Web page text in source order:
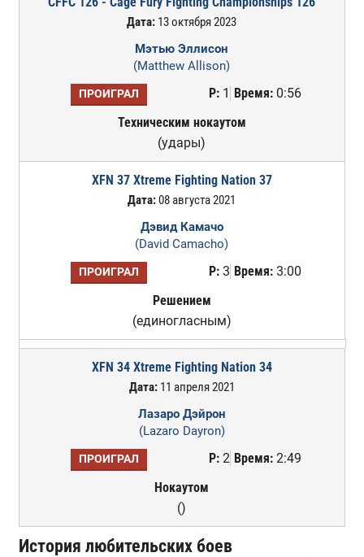
Дата: 13 октября 2023
Мэтью Эллисон
(Matthew Allison)
ПРОИГРАЛ Р:1 Время:0:56
Техническим нокаутом
(удары)
XFN 37 Xtreme Fighting Nation 37
Дата:08 августа 2021
Дэвид Камачо
(David Camacho)
ПРОИГРАЛ Р:3 Время:3:00
Решением
(единогласным)
XFN 34 Xtreme Fighting Nation 34
Дата:11 апреля 2021
Лазаро Дэйрон
(Lazaro Dayron)
ПРОИГРАЛ Р:2 Время:2:49
Нокаутом
()
История любительских боев